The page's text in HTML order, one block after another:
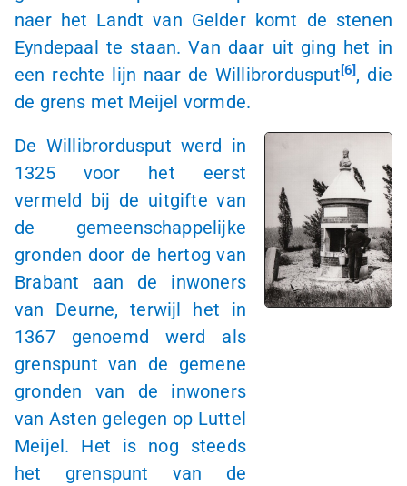
naer het Landt van Gelder komt de stenen
Eyndepaal te staan. Van daar uit ging het in
een rechte lijn naar de Willibrordusput 6 , die
de grens met Meijel vormde.
De Willibrordusput werd in
1325 voor het eerst
vermeld bij de uitgifte van
de gemeenschappelijke
gronden door de hertog van
Brabant aan de inwoners
van Deurne, terwijl het in
1367 genoemd werd als
grenspunt van de gemene
gronden van de inwoners
van Asten gelegen op Luttel
Meijel. Het is nog steeds
het grenspunt van de